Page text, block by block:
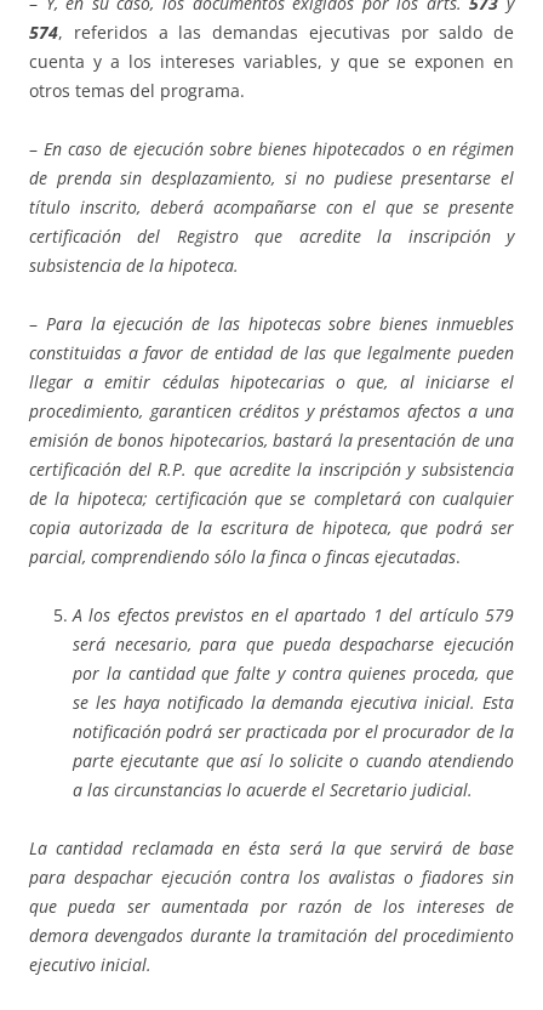
574, referidos a las demandas ejecutivas por saldo de
cuenta y a los intereses variables, y que se exponen en
otros temas del programa.
–En caso de ejecución sobre bienes hipotecados o en régimen
de prenda sin desplazamiento, si no pudiese presentarse el
título inscrito, deberá acompañarse con el que se presente
certificación del Registro que acredite la inscripción y
subsistencia de la hipoteca.
– Para la ejecución de las hipotecas sobre bienes inmuebles
constituidas a favor de entidad de las que legalmente pueden
llegar a emitir cédulas hipotecarias o que, al iniciarse el
procedimiento, garanticen créditos y préstamos afectos a una
emisión de bonos hipotecarios, bastará la presentación de una
certificación del R.P. que acredite la inscripción y subsistencia
de la hipoteca; certificación que se completará con cualquier
copia autorizada de la escritura de hipoteca, que podrá ser
parcial, comprendiendo sólo la finca o fincas ejecutadas.
A los efectos previstos en el apartado 1 del artículo 579
será necesario, para que pueda despacharse ejecución
por la cantidad que falte y contra quienes proceda, que
se les haya notificado la demanda ejecutiva inicial. Esta
notificación podrá ser practicada por el procurador de la
parte ejecutante que así lo solicite o cuando atendiendo
a las circunstancias lo acuerde el Secretario judicial.
La cantidad reclamada en ésta será la que servirá de base
para despachar ejecución contra los avalistas o fiadores sin
que pueda ser aumentada por razón de los intereses de
demora devengados durante la tramitación del procedimiento
ejecutivo inicial.